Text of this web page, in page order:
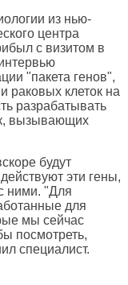
из нью-
центра
с визитом в
"пакета генов",
раковых клеток на
разрабатывать
вызывающих
будут
эти гены,
ними. "Для
для
мы сейчас
посмотреть,
специалист.